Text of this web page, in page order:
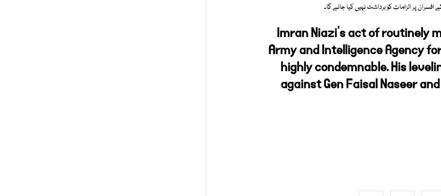
پر الزامات کو برداشت نہیں کیا جائے گا۔
Imran Niazi's act of routinely
Army and Intelligence Agency
highly condemnable. His
against Gen Faisal Naseer